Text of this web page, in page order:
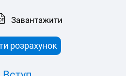
Завантажити
розрахунок